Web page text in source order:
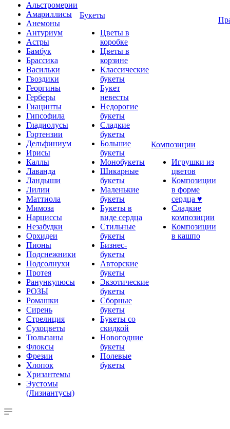
Альстромерии
Амариллисы
Анемоны
Антуриум
Астры
Бамбук
Брассика
Васильки
Гвоздики
Георгины
Герберы
Гиацинты
Гипсофила
Гладиолусы
Гортензии
Дельфиниум
Ирисы
Каллы
Лаванда
Ландыши
Лилии
Маттиола
Мимоза
Нарциссы
Незабудки
Орхидеи
Пионы
Подснежники
Подсолнухи
Протея
Ранункулюсы
РОЗЫ
Ромашки
Сирень
Стрелиция
Сухоцветы
Тюльпаны
Флоксы
Фрезии
Хлопок
Хризантемы
Эустомы
(Лизиантусы)
Букеты
Цветы в
коробке
Цветы в
корзине
Классические
букеты
Букет
невесты
Недорогие
букеты
Сладкие
букеты
Большие
букеты
Монобукеты
Шикарные
букеты
Маленькие
букеты
Букеты в
виде сердца
Стильные
букеты
Бизнес-
букеты
Авторские
букеты
Экзотические
букеты
Сборные
букеты
Букеты со
скидкой
Новогодние
букеты
Полевые
букеты
Композиции
Игрушки из
цветов
Композиции
в форме
сердца ♥
Сладкие
композиции
Композиции
в кашпо